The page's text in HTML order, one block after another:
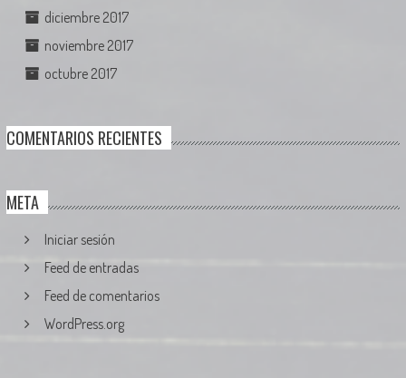
diciembre 2017
noviembre 2017
octubre 2017
COMENTARIOS RECIENTES
META
Iniciar sesión
Feed de entradas
Feed de comentarios
WordPress.org